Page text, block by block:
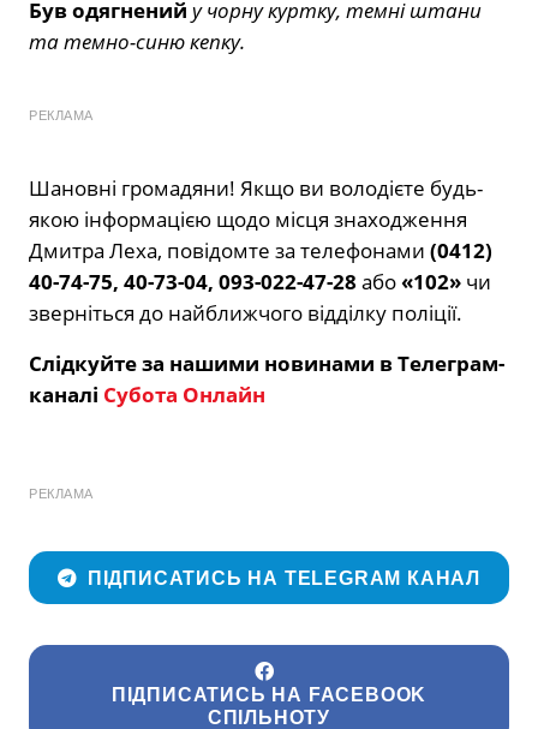
Був одягнений у чорну куртку, темні штани
та темно-синю кепку.
РЕКЛАМА
Шановні громадяни! Якщо ви володієте будь-
якою інформацією щодо місця знаходження
Дмитра Леха, повідомте за телефонами (0412)
40-74-75, 40-73-04, 093-022-47-28 або«102» чи
зверніться до найближчого відділку поліції.
Слідкуйте за нашими новинами в Телеграм-
каналі Субота Онлайн
РЕКЛАМА
ПІДПИСАТИСЬ НА TELEGRAM КАНАЛ
ПІДПИСАТИСЬ НА FACEBOOK
СПІЛЬНОТУ